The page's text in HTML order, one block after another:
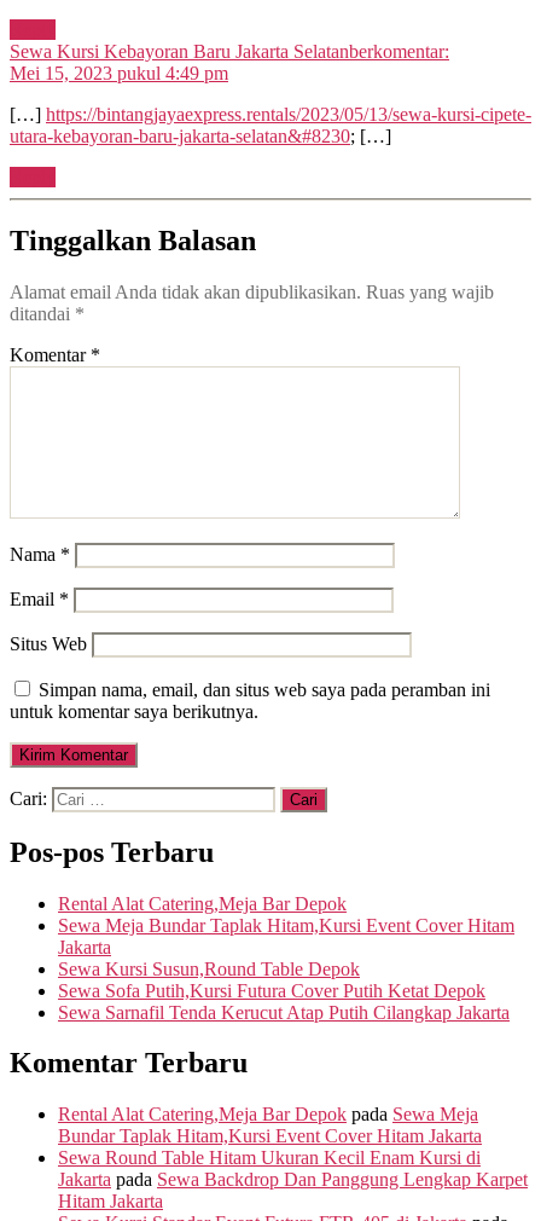
Sewa Kursi Kebayoran Baru Jakarta Selatanberkomentar:
Mei 15, 2023 pukul 4:49 pm
[…] https://bintangjayaexpress.rentals/2023/05/13/sewa-kursi-cipete-
utara-kebayoran-baru-jakarta-selatan&#8230; […]
Tinggalkan Balasan
Alamat email Anda tidak akan dipublikasikan. Ruas yang wajib
ditandai *
Komentar *
Nama *
Email *
Situs Web
Simpan nama, email, dan situs web saya pada peramban ini
untuk komentar saya berikutnya.
Cari:
Pos-pos Terbaru
Rental Alat Catering,Meja Bar Depok
Sewa Meja Bundar Taplak Hitam,Kursi Event Cover Hitam
Jakarta
Sewa Kursi Susun,Round Table Depok
Sewa Sofa Putih,Kursi Futura Cover Putih Ketat Depok
Sewa Sarnafil Tenda Kerucut Atap Putih Cilangkap Jakarta
Komentar Terbaru
Rental Alat Catering,Meja Bar Depok pada Sewa Meja
Bundar Taplak Hitam,Kursi Event Cover Hitam Jakarta
Sewa Round Table Hitam Ukuran Kecil Enam Kursi di
Jakarta pada Sewa Backdrop Dan Panggung Lengkap Karpet
Hitam Jakarta